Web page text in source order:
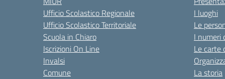
Ufficio Scolastico Regionale
Ufficio Scolastico Territoriale
Scuola in Chiaro
Iscrizioni On Line
Invalsi
Comune
I luoghi
Le
I numeri
Le carte
La storia